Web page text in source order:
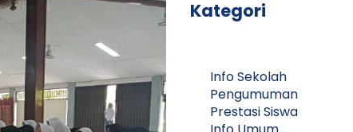
Kategori
Info Sekolah
Pengumuman
Prestasi Siswa